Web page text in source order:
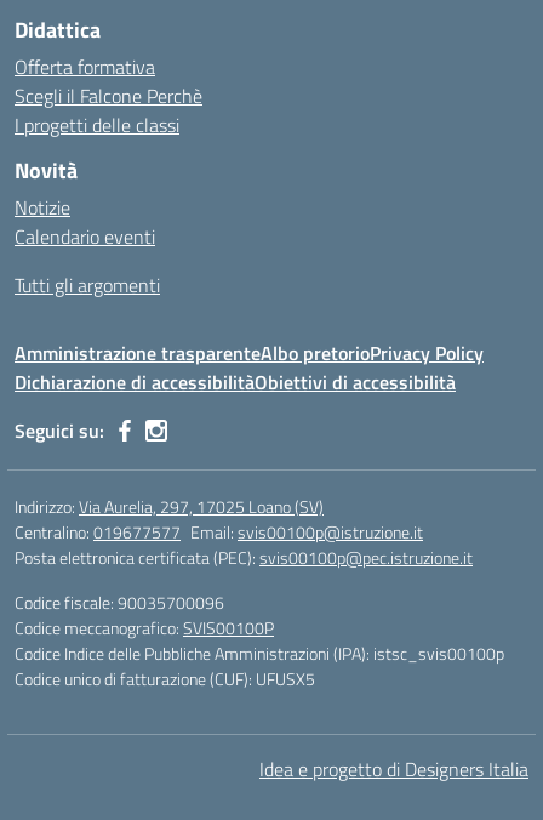
Didattica
Offerta formativa
Scegli il Falcone Perchè
I progetti delle classi
Novità
Notizie
Calendario eventi
Tutti gli argomenti
Amministrazione trasparenteAlbo pretorioPrivacy Policy
Dichiarazione di accessibilitàObiettivi di accessibilità
Seguici su:
Indirizzo:Via Aurelia, 297, 17025 Loano (SV)
Centralino:019677577 Email:svis00100p@istruzione.it
Posta elettronica certificata (PEC):svis00100p@pec.istruzione.it
Codice fiscale: 90035700096
Codice meccanografico:SVIS00100P
Codice Indice delle Pubbliche Amministrazioni (IPA): istsc_svis00100p
Codice unico di fatturazione (CUF): UFUSX5
Idea e progetto di Designers Italia